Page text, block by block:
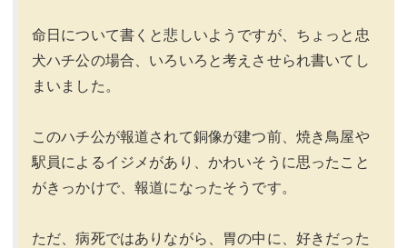
命日について書くと悲しいようですが、ちょっと忠
犬ハチ公の場合、いろいろと考えさせられ書いてし
まいました。
このハチ公が報道されて銅像が建つ前、焼き鳥屋や
駅員によるイジメがあり、かわいそうに思ったこと
がきっかけで、報道になったそうです。
ただ、病死ではありながら、胃の中に、好きだった